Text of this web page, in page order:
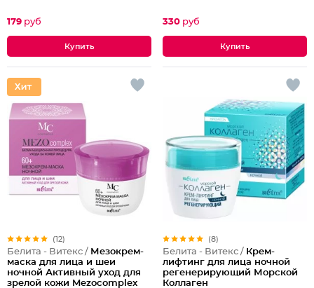
179 руб 330 руб
(12)
Белита - Витекс / Мезокрем-
маска для лица и шеи
ночной Активный уход для
зрелой кожи Mezocomplex
(8)
Белита - Витекс / Крем-
лифтинг для лица ночной
регенерирующий Морской
Коллаген